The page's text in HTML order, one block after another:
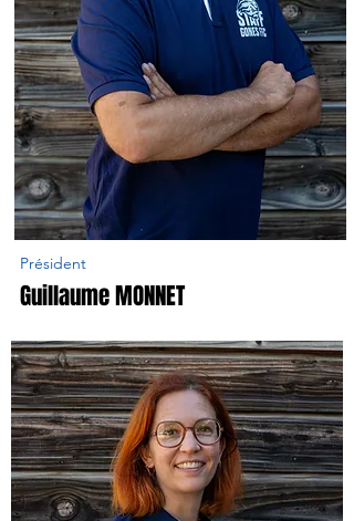
Président
Guillaume MONNET